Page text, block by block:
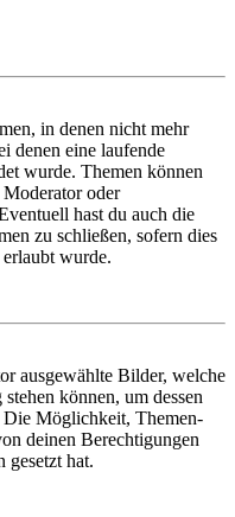
in denen nicht mehr
denen eine laufende
wurde. Themen können
oder
hast du auch die
zu schließen, sofern dies
wurde.
ausgewählte Bilder, welche
können, um dessen
Möglichkeit, Themen-
deinen Berechtigungen
gesetzt hat.